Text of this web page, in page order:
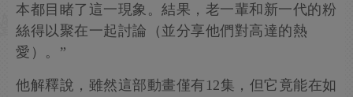
本都目睹了這一現象。結果，老一輩和新一代的粉
絲得以聚在一起討論（並分享他們對高達的熱
愛）。”
他解釋說，雖然這部動畫僅有12集，但它竟能在如